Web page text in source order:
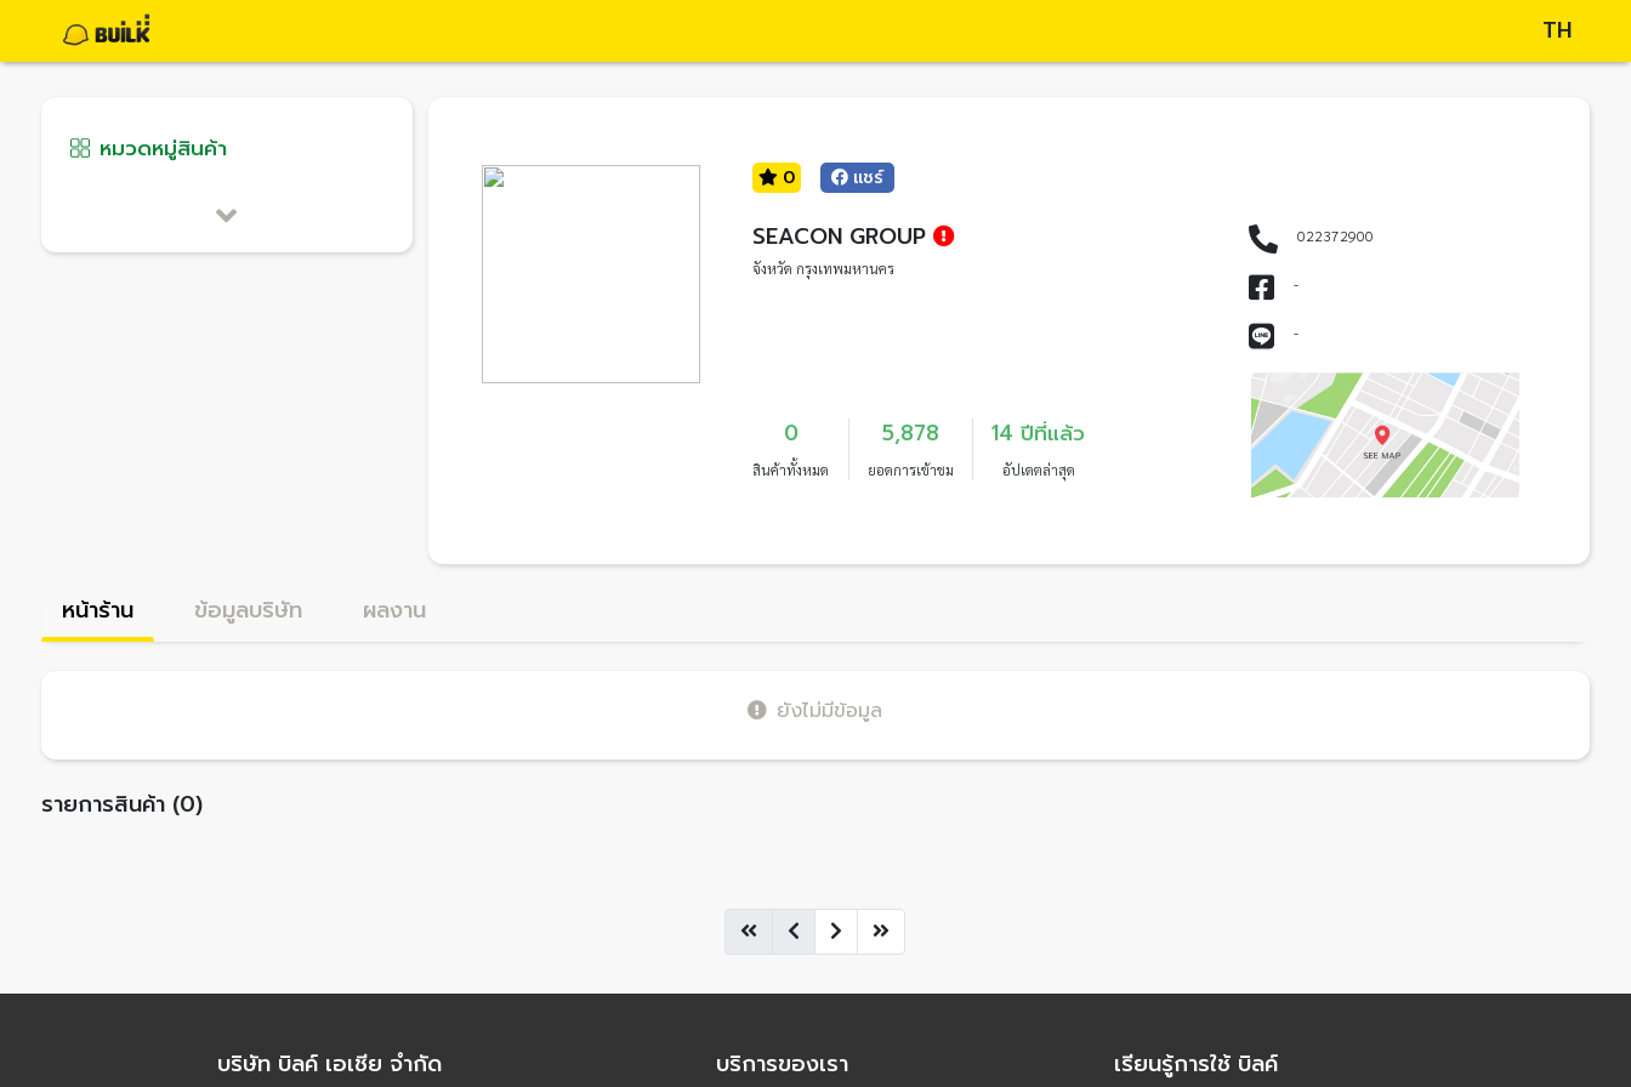
TH
หมวดหมู่สินค้า
0 แชร์
SEACON GROUP
จังหวัด กรุงเทพมหานคร
0
สินค้าทั้งหมด
5,878
ยอดการเข้าชม
14 ปีที่แล้ว
อัปเดตล่าสุด
022372900
-
-
หน้าร้าน ข้อมูลบริษัท ผลงาน
ยังไม่มีข้อมูล
รายการสินค้า (0)
บริษัท บิลค์ เอเชีย จำกัด บริการของเรา เรียนรู้การใช้ บิลค์